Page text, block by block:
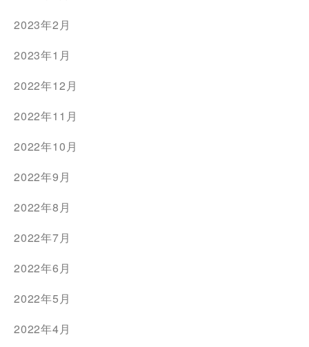
2023年2月
2023年1月
2022年12月
2022年11月
2022年10月
2022年9月
2022年8月
2022年7月
2022年6月
2022年5月
2022年4月